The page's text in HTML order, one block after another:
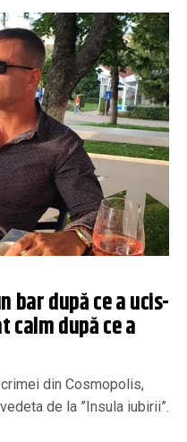
bar după ce a ucis-
calm după ce a
din Cosmopolis,
de la ”Insula iubirii”.